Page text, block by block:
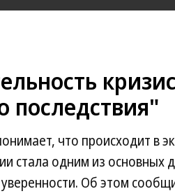
последствия"
что происходит в
стала одним из основных
Об этом